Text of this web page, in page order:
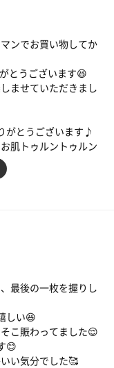
ンでお買い物してか
とうございます😆
ませていただきまし
がとうございます♪
肌トゥルントゥルン
最後の一枚を握りし
しい😆
こ賑わってました😌
😊
い気分でした🥰